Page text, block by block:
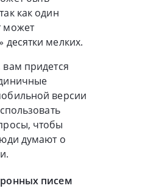
как один
может
десятки мелких.
придется
версии
чтобы
думают о
писем